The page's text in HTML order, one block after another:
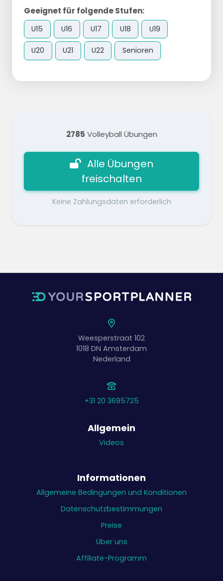
Geeignet für folgende Stufen:
U15 U16 U17 U18 U19
U20 U21 U22 Senioren
2785 Volleyball Übungen
Alle Übungen
freischalten
Keine Zahlungsdaten erforderlich
Weesperstraat 102
1018 DN Amsterdam
Nederland
+31 20 3695725
Allgemein
Videos
Informationen
Allgemeine Bedingungen und Konditionen
Datenschutzbestimmungen
Preise
Über uns
Affiliate-Programm